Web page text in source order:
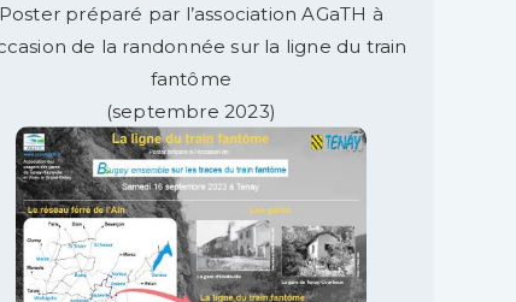
Poster préparé par l’association AGaTH à
de la randonnée sur la ligne du train
fantôme
(septembre 2023)